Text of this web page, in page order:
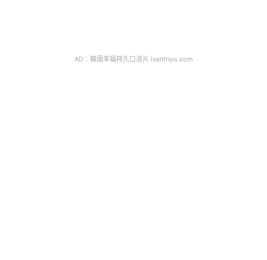
AD：韓國幸福持久口溶片 isentrips.com